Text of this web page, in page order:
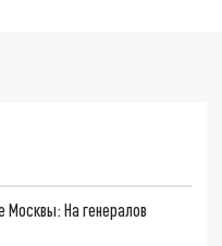
Москвы: На генералов